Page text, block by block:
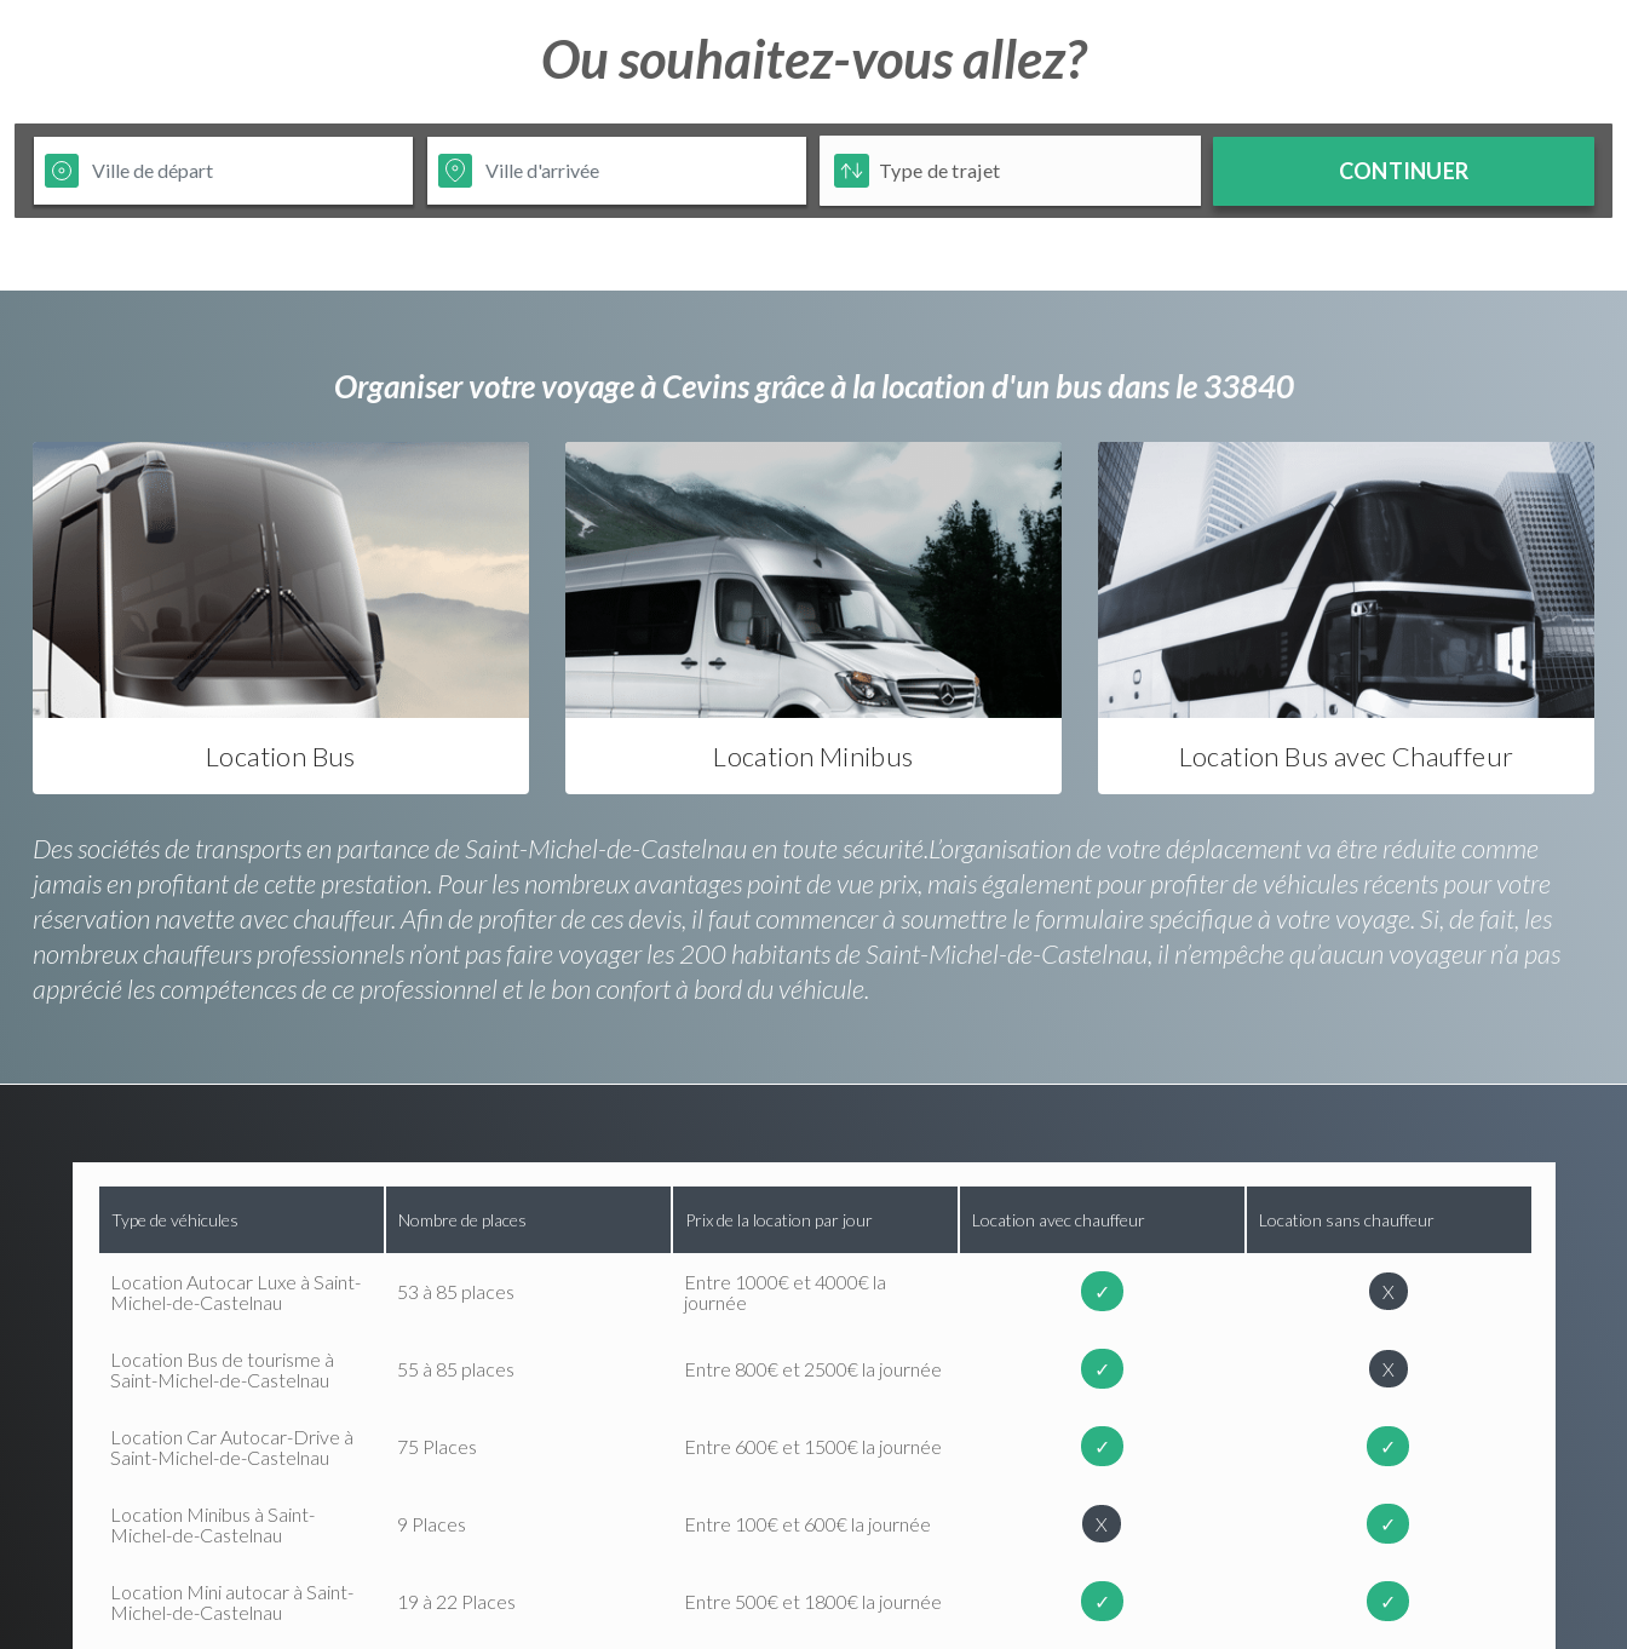
Ou souhaitez-vous allez?
CONTINUER
Organiser votre voyage à Cevins grâce à la location d'un bus dans le 33840
Location Bus Location Minibus Location Bus avec Chauffeur
Des sociétés de transports en partance de Saint-Michel-de-Castelnau en toute sécurité.L’organisation de votre déplacement va être réduite comme
jamais en profitant de cette prestation. Pour les nombreux avantages point de vue prix, mais également pour profiter de véhicules récents pour votre
réservation navette avec chauffeur. Afin de profiter de ces devis, il faut commencer à soumettre le formulaire spécifique à votre voyage. Si, de fait, les
nombreux chauffeurs professionnels n’ont pas faire voyager les 200 habitants de Saint-Michel-de-Castelnau, il n’empêche qu’aucun voyageur n’a pas
apprécié les compétences de ce professionnel et le bon confort à bord du véhicule.
Type de véhicules Nombre de places Prix de la location par jour Location avec chauffeur Location sans chauffeur
Location Autocar Luxe à Saint-
Michel-de-Castelnau
53 à 85 places
Entre 1000€ et 4000€ la
journée
✓ X
Location Bus de tourisme à
Saint-Michel-de-Castelnau
55 à 85 places Entre 800€ et 2500€ la journée ✓ X
Location Car Autocar-Drive à
Saint-Michel-de-Castelnau
75 Places Entre 600€ et 1500€ la journée ✓ ✓
Location Minibus à Saint-
Michel-de-Castelnau
9 Places Entre 100€ et 600€ la journée X ✓
Location Mini autocar à Saint-
Michel-de-Castelnau
19 à 22 Places Entre 500€ et 1800€ la journée ✓ ✓